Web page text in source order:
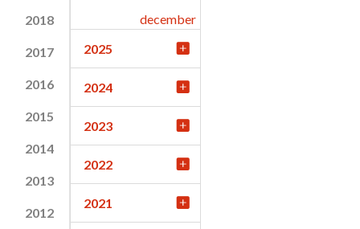
2018
2017
2016
2015
2014
2013
2012
december
2025
2024
2023
2022
2021